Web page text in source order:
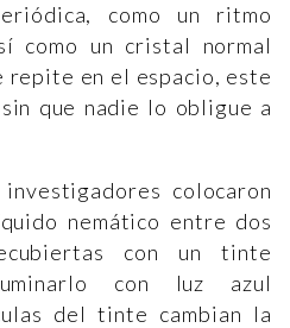
como un ritmo
como un cristal normal
repite en el espacio, este
que nadie lo obligue a
investigadores colocaron
nemático entre dos
con un tinte
con luz azul
del tinte cambian la